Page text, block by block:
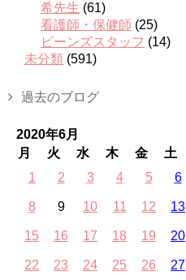
希先生 (61)
看護師・保健師 (25)
ビーンズスタッフ (14)
未分類 (591)
過去のブログ
2020年6月
月
火 水 木 金 土
1
2 3 4 5 6
8 9 10 11 12 13
15 16 17 18 19 20
22 23 24 25 26 27